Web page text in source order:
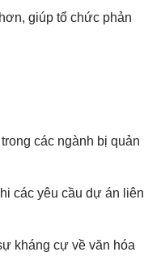
giúp tổ chức phản
các ngành bị quản
các yêu cầu dự án liên
kháng cự về văn hóa